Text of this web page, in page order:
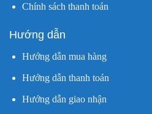
Chính sách thanh toán
Hướng dẫn
Hướng dẫn mua hàng
Hướng dẫn thanh toán
Hướng dẫn giao nhận